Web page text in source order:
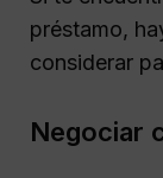
préstamo,
considerar
Negociar